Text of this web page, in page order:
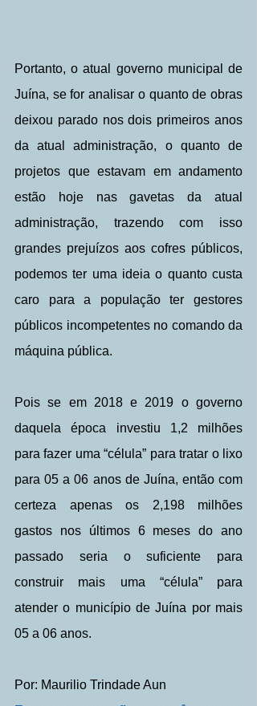
Portanto, o atual governo municipal de
Juína, se for analisar o quanto de obras
deixou parado nos dois primeiros anos
da atual administração, o quanto de
projetos que estavam em andamento
estão hoje nas gavetas da atual
administração, trazendo com isso
grandes prejuízos aos cofres públicos,
podemos ter uma ideia o quanto custa
caro para a população ter gestores
públicos incompetentes no comando da
máquina pública.
Pois se em 2018 e 2019 o governo
daquela época investiu 1,2 milhões
para fazer uma “célula” para tratar o lixo
para 05 a 06 anos de Juína, então com
certeza apenas os 2,198 milhões
gastos nos últimos 6 meses do ano
passado seria o suficiente para
construir mais uma “célula” para
atender o município de Juína por mais
05 a 06 anos.
Por: Maurilio Trindade Aun